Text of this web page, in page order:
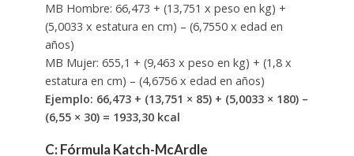
MB Hombre: 66,473 + (13,751 x peso en kg) +
(5,0033 x estatura en cm) – (6,7550 x edad en
años)
MB Mujer: 655,1 + (9,463 x peso en kg) + (1,8 x
estatura en cm) – (4,6756 x edad en años)
Ejemplo: 66,473 + (13,751 × 85) + (5,0033 × 180) –
(6,55 × 30) = 1933,30 kcal
C: Fórmula Katch-McArdle